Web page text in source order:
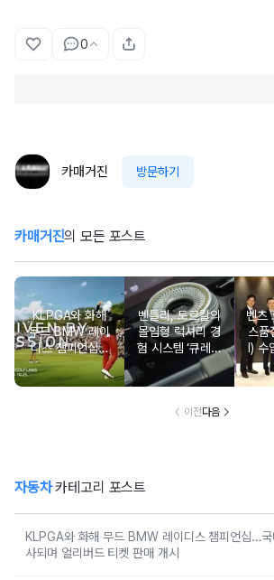
0
카매거진 방문하기
카매거진의 모든 포스트
KLPGA와 화해
무드 BMW 레이
디스 챔피언십…
국내 유일 ‘드림
매치’ 성사되며 얼
벤틀리, 토르칼의
몰입형 럭셔리 경
험 시스템 ‘큐레이
션 엔진’ 공개
벤츠
스품
I) 수
2년·
차 6
이전다음
자동차카테고리 포스트
KLPGA와 화해 무드 BMW 레이디스 챔피언십…국
사되며 얼리버드 티켓 판매 개시